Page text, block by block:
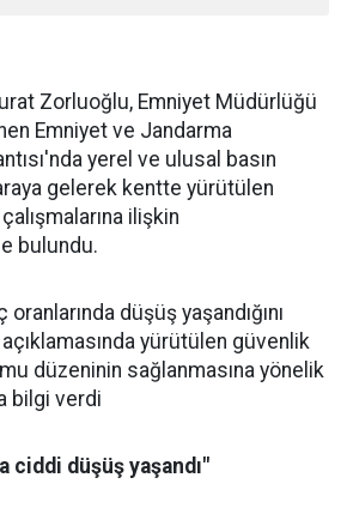
Zorluoğlu, Emniyet Müdürlüğü
Emniyet ve Jandarma
yerel ve ulusal basın
gelerek kentte yürütülen
ilişkin
bulundu.
düşüş yaşandığını
yürütülen güvenlik
düzeninin sağlanmasına yönelik
bilgi verdi
ciddi düşüş yaşandı"